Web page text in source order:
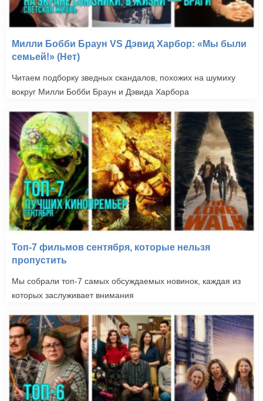
Милли Бобби Браун VS Дэвид Харбор: «Мы были
семьей!» (Нет)
Читаем подборку зведных скандалов, похожих на шумиху
вокруг Милли Бобби Браун и Дэвида Харбора
Топ-7 фильмов сентября, которые нельзя
пропустить
Мы собрали топ-7 самых обсуждаемых новинок, каждая из
которых заслуживает внимания